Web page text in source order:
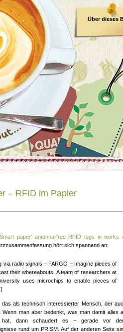
Über dieses
– RFID im Papier
paper’ antenna-free RFID tags in works
hört sich spannend an:
radio signals – FARGO – Imagine pieces of
their whereabouts. A team of researchers at
uses microchips to enable pieces of
das als technisch interessierter Mensch, der
Wenn man aber bedenkt, was man damit alles
hat, dann schaudert es – gerade vor
rund um PRISM. Auf der anderen Seite